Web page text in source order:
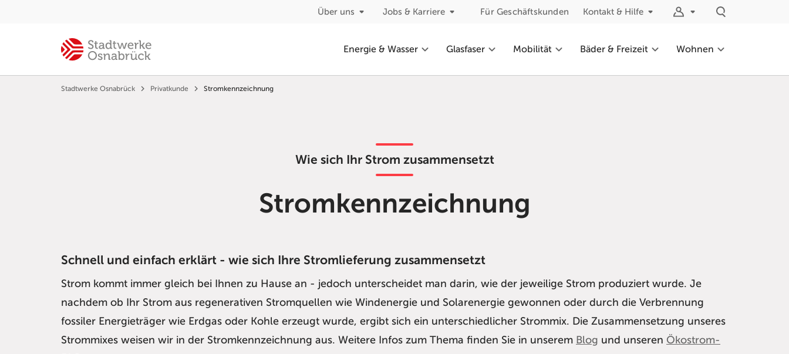
Über uns Jobs & Karriere Für Geschäftskunden Kontakt & Hilfe
Energie & Wasser Glasfaser Mobilität Bäder & Freizeit Wohnen
Stadtwerke Osnabrück Privatkunde Stromkennzeichnung
Wie sich Ihr Strom zusammensetzt
Stromkennzeichnung
Schnell und einfach erklärt - wie sich Ihre Stromlieferung zusammensetzt
Strom kommt immer gleich bei Ihnen zu Hause an - jedoch unterscheidet man darin, wie der jeweilige Strom produziert wurde. Je
nachdem ob Ihr Strom aus regenerativen Stromquellen wie Windenergie und Solarenergie gewonnen oder durch die Verbrennung
fossiler Energieträger wie Erdgas oder Kohle erzeugt wurde, ergibt sich ein unterschiedlicher Strommix. Die Zusammensetzung unseres
Strommixes weisen wir in der Stromkennzeichnung aus. Weitere Infos zum Thema finden Sie in unserem Blog und unseren Ökostrom-